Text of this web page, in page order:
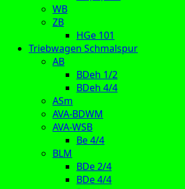
WB
ZB
HGe 101
Triebwagen Schmalspur
AB
BDeh 1/2
BDeh 4/4
ASm
AVA-BDWM
AVA-WSB
Be 4/4
BLM
BDe 2/4
BDe 4/4